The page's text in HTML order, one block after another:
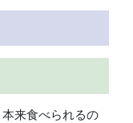
来食べられるの